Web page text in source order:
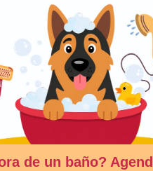
de un baño?